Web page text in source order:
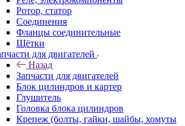
Ротор, статор
Соединения
Фланцы соединительные
Щётки
для двигателей
Назад
Запчасти для двигателей
Блок цилиндров и картер
Глушитель
Головка блока цилиндров
Крепеж (болты, гайки, шайбы, хомуты